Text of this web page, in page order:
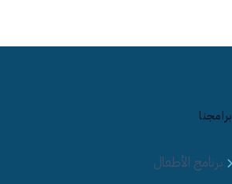
برامجنا
برنامج الأطفال